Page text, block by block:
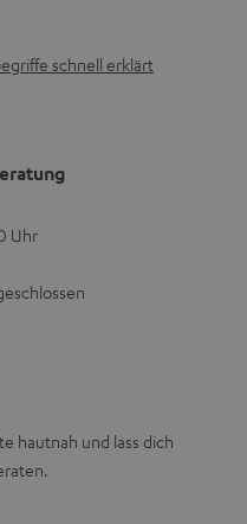
schnell erklärt
Uhr
hautnah und lass dich